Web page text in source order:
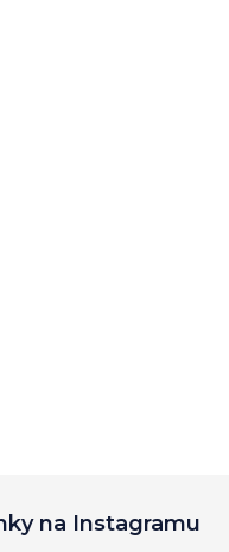
na Instagramu